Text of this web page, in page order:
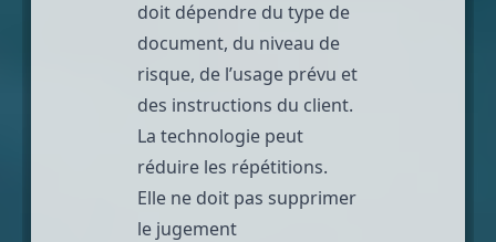
doit dépendre du type de
document, du niveau de
risque, de l’usage prévu et
des instructions du client.
La technologie peut
réduire les répétitions.
Elle ne doit pas supprimer
le jugement